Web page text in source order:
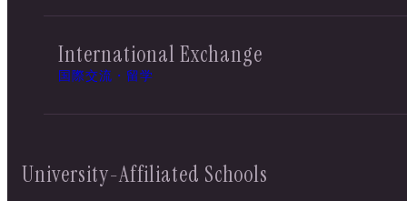
International Exchange
国際交流・留学
University-Affiliated Schools